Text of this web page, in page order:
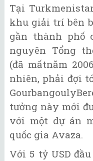
Tại
khu giải trí bên
gần thành phố
nguyên Tổng
(đã mấtnăm
nhiên, phải đợi
tưởng này mới
với một dự án
quốc gia Avaza.
Với 5 tỷ USD